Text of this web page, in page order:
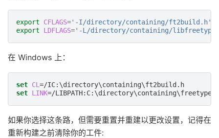
export CFLAGS='-I/directory/containing/ft2build.h'
export
LDFLAGS='-L/directory/containing/
在 Windows 上：
set CL =
set LINK=
如果你选择这条路，但需要重置并重建以更改设置，记得在
重新构建之前清除你的工件: